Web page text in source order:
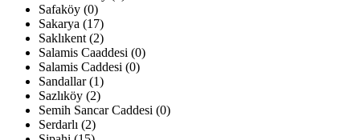
Safaköy (0)
Sakarya (17)
Saklıkent (2)
Salamis Caaddesi (0)
Salamis Caddesi (0)
Sandallar (1)
Sazlıköy (2)
Semih Sancar Caddesi (0)
Serdarlı (2)